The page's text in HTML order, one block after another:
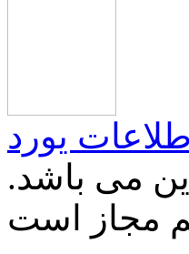
یورد
می باشد.